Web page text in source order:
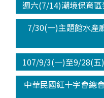
週六(7/14)潮境保育
7/30(一)主題館水產
107/9/3(一)至9/28(五
中華民國紅十字會總